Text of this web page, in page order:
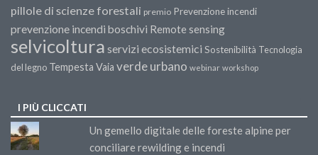
pillole di scienze forestali premio Prevenzione incendi
prevenzione incendi boschivi Remote sensing
selvicoltura servizi ecosistemici Sostenibilità Tecnologia
del legno Tempesta Vaia verde urbano webinar workshop
I PIÙ CLICCATI
Un gemello digitale delle foreste alpine per
conciliare rewilding e incendi